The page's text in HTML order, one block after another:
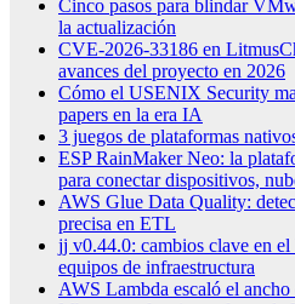
Cinco pasos para blindar
la actualización
CVE-2026-33186 en
avances del proyecto en 2026
Cómo el USENIX Security
papers en la era IA
3 juegos de plataformas
ESP RainMaker Neo: la
para conectar dispositivos,
AWS Glue Data Quality:
precisa en ETL
jj v0.44.0: cambios clave en
equipos de infraestructura
AWS Lambda escaló el